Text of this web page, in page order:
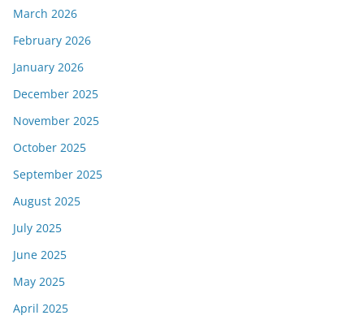
March 2026
February 2026
January 2026
December 2025
November 2025
October 2025
September 2025
August 2025
July 2025
June 2025
May 2025
April 2025